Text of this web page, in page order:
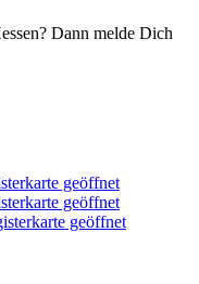
Dann melde Dich
geöffnet
geöffnet
geöffnet